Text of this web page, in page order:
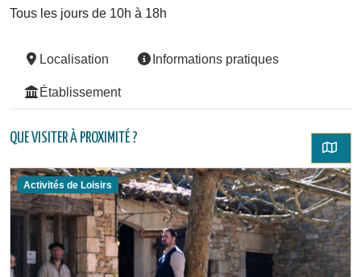
Tous les jours de 10h à 18h
Localisation Informations pratiques
Établissement
QUE VISITER À PROXIMITÉ ?
Activités de Loisirs